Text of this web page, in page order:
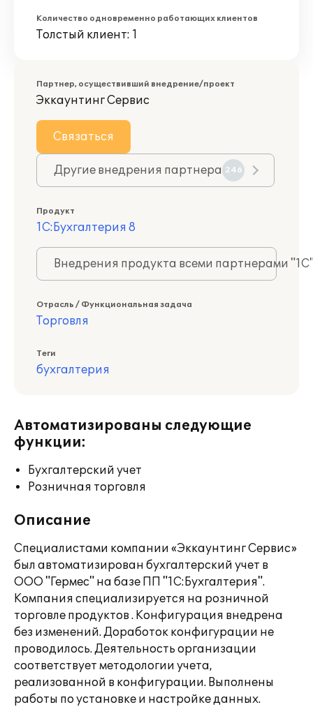
Количество одновременно работающих клиентов
Толстый клиент: 1
Партнер, осуществивший внедрение/проект
Эккаунтинг Сервис
Связаться
Другие внедрения партнера 246
Продукт
1С:Бухгалтерия 8
Внедрения продукта всеми партнерами
Отрасль / Функциональная задача
Торговля
Теги
бухгалтерия
Автоматизированы следующие
функции:
Бухгалтерский учет
Розничная торговля
Описание
Специалистами компании «Эккаунтинг Сервис»
был автоматизирован бухгалтерский учет в
ООО "Гермес" на базе ПП "1С:Бухгалтерия".
Компания специализируется на розничной
торговле продуктов . Конфигурация внедрена
без изменений. Доработок конфигурации не
проводилось. Деятельность организации
соответствует методологии учета,
реализованной в конфигурации. Выполнены
работы по установке и настройке данных.